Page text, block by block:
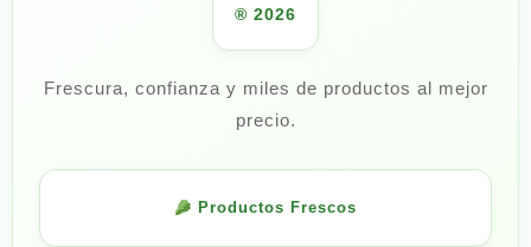
® 2026
Frescura, confianza y miles de productos al mejor
precio.
Productos Frescos